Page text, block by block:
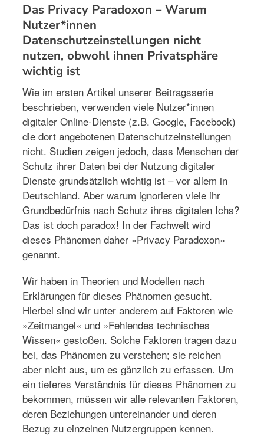
Das Privacy Paradoxon – Warum
Nutzer*innen
Datenschutzeinstellungen nicht
nutzen, obwohl ihnen Privatsphäre
wichtig ist
Wie im ersten Artikel unserer Beitragsserie
beschrieben, verwenden viele Nutzer*innen
digitaler Online-Dienste (z.B. Google, Facebook)
die dort angebotenen Datenschutzeinstellungen
nicht. Studien zeigen jedoch, dass Menschen der
Schutz ihrer Daten bei der Nutzung digitaler
Dienste grundsätzlich wichtig ist – vor allem in
Deutschland. Aber warum ignorieren viele ihr
Grundbedürfnis nach Schutz ihres digitalen Ichs?
Das ist doch paradox! In der Fachwelt wird
dieses Phänomen daher »Privacy Paradoxon«
genannt.
Wir haben in Theorien und Modellen nach
Erklärungen für dieses Phänomen gesucht.
Hierbei sind wir unter anderem auf Faktoren wie
»Zeitmangel« und »Fehlendes technisches
Wissen« gestoßen. Solche Faktoren tragen dazu
bei, das Phänomen zu verstehen; sie reichen
aber nicht aus, um es gänzlich zu erfassen. Um
ein tieferes Verständnis für dieses Phänomen zu
bekommen, müssen wir alle relevanten Faktoren,
deren Beziehungen untereinander und deren
Bezug zu einzelnen Nutzergruppen kennen.